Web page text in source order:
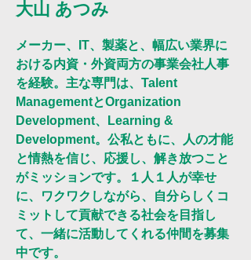
大山 あつみ
メーカー、IT、製薬と、幅広い業界に
おける内資・外資両方の事業会社人事
を経験。主な専門は、Talent
ManagementとOrganization
Development、Learning &
Development。公私ともに、人の才能
と情熱を信じ、応援し、解き放つこと
がミッションです。１人１人が幸せ
に、ワクワクしながら、自分らしくコ
ミットして貢献できる社会を目指し
て、一緒に活動してくれる仲間を募集
中です。